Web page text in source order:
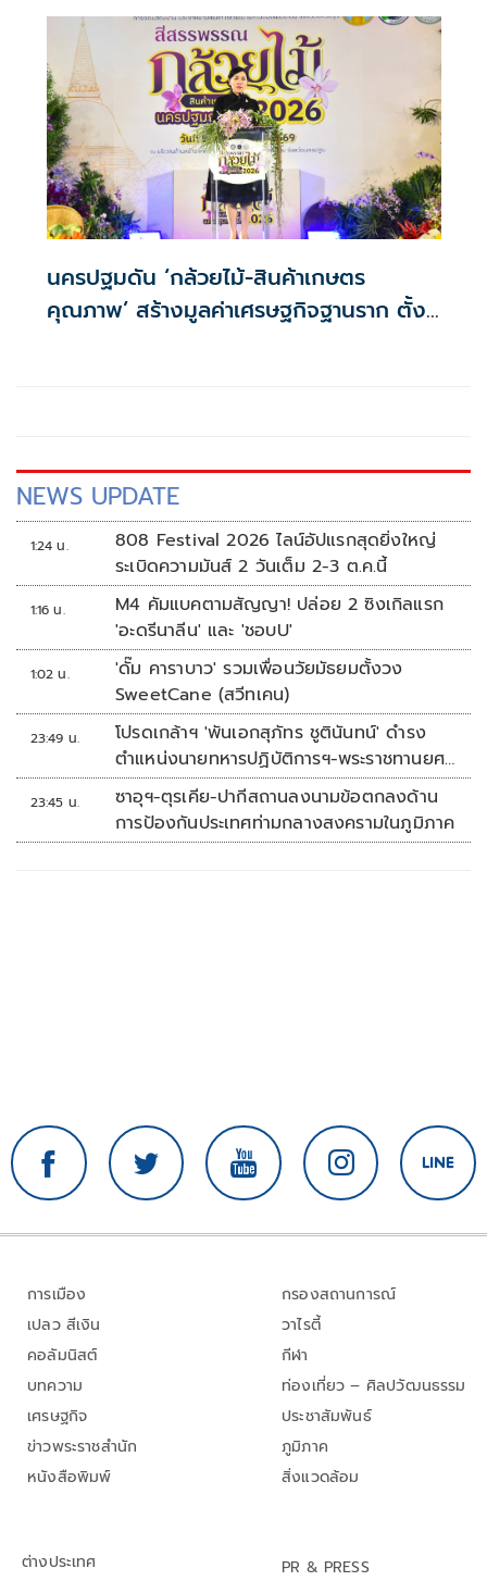
นครปฐมดัน ‘กล้วยไม้-สินค้าเกษตร
คุณภาพ’ สร้างมูลค่าเศรษฐกิจฐานราก ตั้ง
NEWS UPDATE
1:24 น.
808 Festival 2026 ไลน์อัปแรกสุดยิ่งใหญ่
ระเบิดความมันส์ 2 วันเต็ม 2-3 ต.ค.นี้
1:16 น.
M4 คัมแบคตามสัญญา! ปล่อย 2 ซิงเกิลแรก
'อะดรีนาลีน' และ 'ชอบU'
1:02 น.
'ดั๊ม คาราบาว' รวมเพื่อนวัยมัธยมตั้งวง
SweetCane (สวีทเคน)
23:49 น.
โปรดเกล้าฯ 'พันเอกสุภัทร ชูตินันทน์' ดำรง
ตำแหน่งนายทหารปฏิบัติการฯ-พระราชทานยศ
'พลตรี'
23:45 น.
ซาอุฯ-ตุรเคีย-ปากีสถานลงนามข้อตกลงด้าน
การป้องกันประเทศท่ามกลางสงครามในภูมิภาค
การเมือง
เปลว สีเงิน
คอลัมนิสต์
บทความ
เศรษฐกิจ
ข่าวพระราชสำนัก
หนังสือพิมพ์
กรองสถานการณ์
วาไรตี้
กีฬา
ท่องเที่ยว – ศิลปวัฒนธรรม
ประชาสัมพันธ์
ภูมิภาค
สิ่งแวดล้อม
ต่างประเทศ PR & PRESS